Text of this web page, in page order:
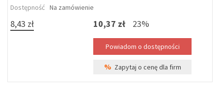
Dostępność Na zamówienie
8,43 zł 10,37 zł 23%
% Zapytaj o cenę dla firm